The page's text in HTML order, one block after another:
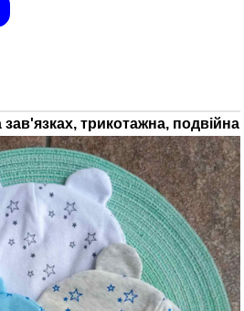
трикотажна, подвійна